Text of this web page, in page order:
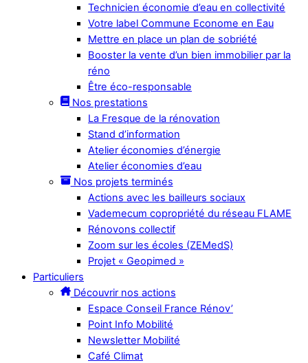
Technicien économie d’eau en collectivité
Votre label Commune Econome en Eau
Mettre en place un plan de sobriété
Booster la vente d’un bien immobilier par la
réno
Être éco-responsable
Nos prestations
La Fresque de la rénovation
Stand d’information
Atelier économies d’énergie
Atelier économies d’eau
Nos projets terminés
Actions avec les bailleurs sociaux
Vademecum copropriété du réseau FLAME
Rénovons collectif
Zoom sur les écoles (ZEMedS)
Projet « Geopimed »
Particuliers
Découvrir nos actions
Espace Conseil France Rénov’
Point Info Mobilité
Newsletter Mobilité
Café Climat